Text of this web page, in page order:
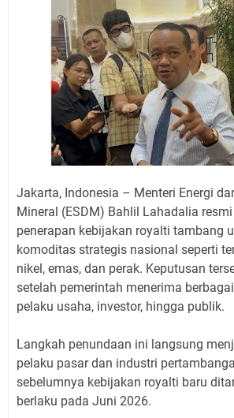
Jakarta, Indonesia – Menteri Energi
Mineral (ESDM) Bahlil Lahadalia
penerapan kebijakan royalti tambang
komoditas strategis nasional seperti
nikel, emas, dan perak. Keputusan
setelah pemerintah menerima
pelaku usaha, investor, hingga publik.
Langkah penundaan ini langsung
pelaku pasar dan industri
sebelumnya kebijakan royalti baru
berlaku pada Juni 2026.